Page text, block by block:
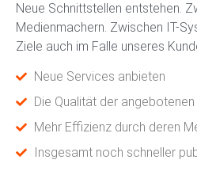
Neue Schnittstellen entstehen.
Medienmachern. Zwischen IT-
Ziele auch im Falle unseres
Neue Services anbieten
Die Qualität der
Mehr Effizienz durch deren
Insgesamt noch schneller